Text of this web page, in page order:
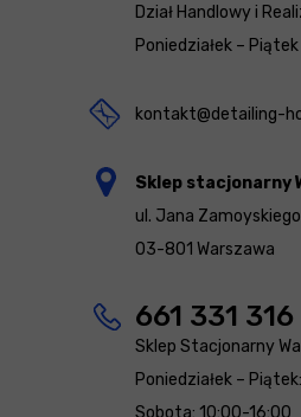
Dział Handlowy i
Poniedziałek –
kontakt@detailing-
Sklep stacjonarny
ul. Jana
03-801 Warszawa
661 331 316
Sklep Stacjonarny
Poniedziałek –
Sobota: 10:00-16:00